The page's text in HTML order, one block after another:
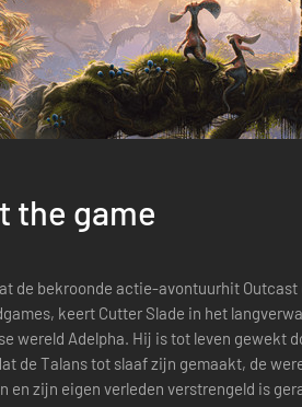
the game
de bekroonde actie-avontuurhit
keert Cutter Slade in het
wereld Adelpha. Hij is tot leven gewekt
de Talans tot slaaf zijn gemaakt, de
en zijn eigen verleden verstrengeld is